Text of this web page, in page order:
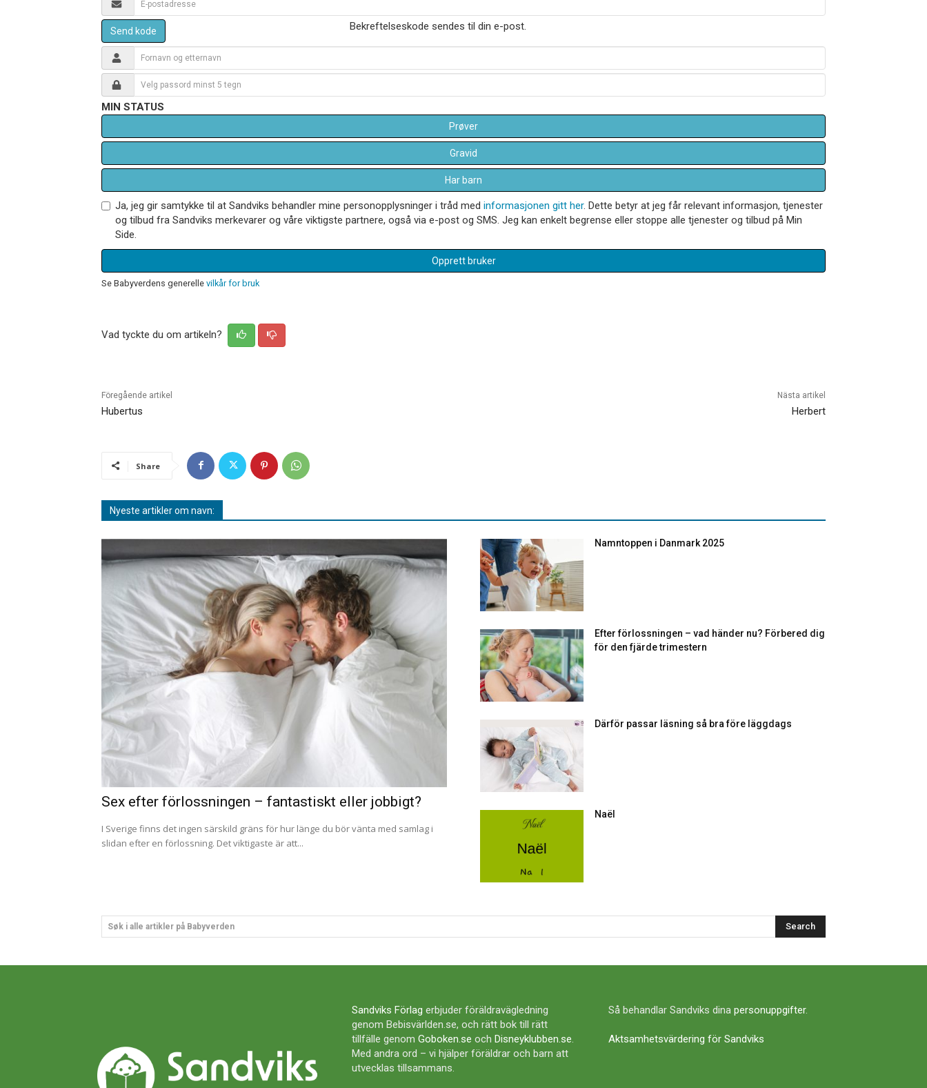
Send kode Bekreftelseskode sendes til din e-post.
MIN STATUS
Prøver
Gravid
Har barn
Ja, jeg gir samtykke til at Sandviks behandler mine personopplysninger i tråd med informasjonen gitt her. Dette betyr at jeg får relevant informasjon, tjenester
og tilbud fra Sandviks merkevarer og våre viktigste partnere, også via e-post og SMS. Jeg kan enkelt begrense eller stoppe alle tjenester og tilbud på Min
Side.
Opprett bruker
Se Babyverdens generelle vilkår for bruk
Vad tyckte du om artikeln?
Föregående artikel
Hubertus
Nästa artikel
Herbert
Share
Nyeste artikler om navn:
Sex efter förlossningen – fantastiskt eller jobbigt?
I Sverige finns det ingen särskild gräns för hur länge du bör vänta med samlag i
slidan efter en förlossning. Det viktigaste är att...
Namntoppen i Danmark 2025
Efter förlossningen – vad händer nu? Förbered dig
för den fjärde trimestern
Därför passar läsning så bra före läggdags
Naël
Søk i alle artikler på Babyverden Search
Sandviks Förlag erbjuder föräldravägledning
genom Bebisvärlden.se, och rätt bok till rätt
tillfälle genom Goboken.se och Disneyklubben.se.
Med andra ord – vi hjälper föräldrar och barn att
utvecklas tillsammans.
Så behandlar Sandviks dina personuppgifter.
Aktsamhetsvärdering för Sandviks